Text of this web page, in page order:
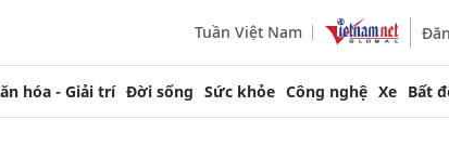
Tuần Việt Nam
hóa - Giải trí Đời sống Sức khỏe Công nghệ Xe Bất